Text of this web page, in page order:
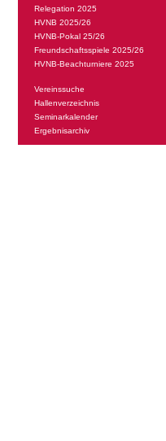
Relegation 2025
HVNB 2025/26
HVNB-Pokal 25/26
Freundschaftsspiele 2025/26
HVNB-Beachturniere 2025
Vereinssuche
Hallenverzeichnis
Seminarkalender
Ergebnisarchiv